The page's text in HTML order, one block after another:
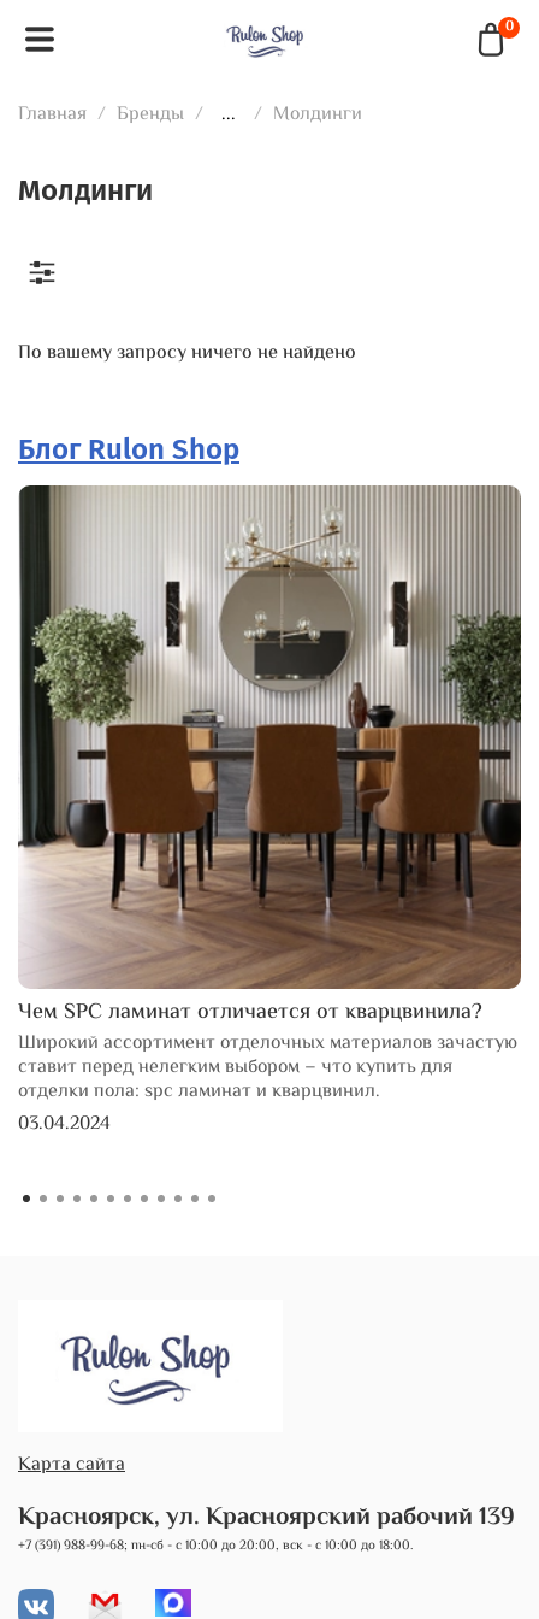
0
Главная Бренды ... Молдинги
Молдинги
По вашему запросу ничего не найдено
Блог Rulon Shop
Чем SPC ламинат отличается от кварцвинила?
Широкий ассортимент отделочных материалов зачастую
ставит перед нелегким выбором – что купить для
отделки пола: spc ламинат и кварцвинил.
03.04.2024
Красноярск, ул. Красноярский рабочий 139
+7 (391) 988-99-68; пн-сб - с 10:00 до 20:00, вск - с 10:00 до 18:00.
Карта сайта